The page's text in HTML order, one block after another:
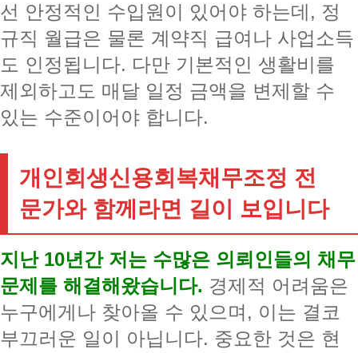
선 안정적인 수입원이 있어야 하는데, 정
규직 월급은 물론 계약직 급여나 사업소득
도 인정됩니다. 다만 기본적인 생활비를
제외하고도 매달 일정 금액을 변제할 수
있는 수준이어야 합니다.
개인회생신용회복채무조정 전
문가와 함께라면 길이 보입니다
지난 10년간 저는 수많은 의뢰인들의 채무
문제를 해결해왔습니다. 경제적 어려움은
누구에게나 찾아올 수 있으며, 이는 결코
부끄러운 일이 아닙니다. 중요한 것은 현